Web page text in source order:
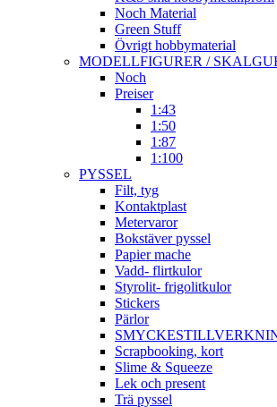
Noch Material
Green Stuff
Övrigt hobbymaterial
MODELLFIGURER /
Noch
Preiser
1:43
1:50
1:87
1:100
PYSSEL
Filt, tyg
Kontaktplast
Metervaror
Bokstäver pyssel
Papier mache
Vadd- flirtkulor
Styrolit- frigolitkulor
Stickers
Pärlor
Scrapbooking, kort
Slime & Squeeze
Lek och present
Trä pyssel